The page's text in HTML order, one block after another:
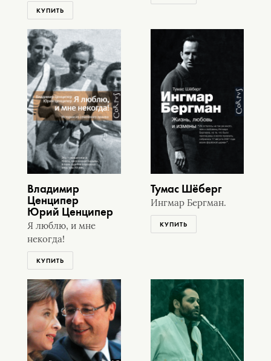
КУПИТЬ
Владимир
Ценципер
Юрий Ценципер
Я люблю, и мне
некогда!
КУПИТЬ
Тумас Шёберг
Ингмар Бергман.
КУПИТЬ